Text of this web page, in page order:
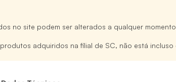
no site podem ser alterados a qualquer
adquiridos na filial de SC, não está incluso